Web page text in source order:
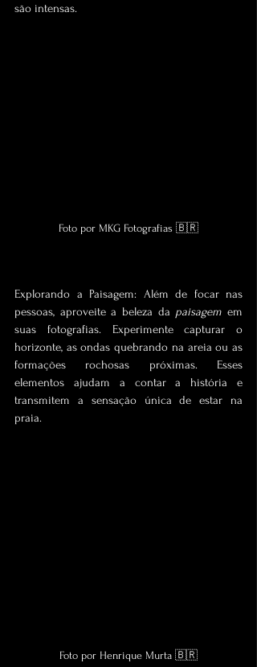
são intensas.
Foto por MKG Fotografias 🇧🇷
Explorando a Paisagem: Além de focar nas
pessoas, aproveite a beleza da paisagem em
suas fotografias. Experimente capturar o
horizonte, as ondas quebrando na areia ou as
formações rochosas próximas. Esses
elementos ajudam a contar a história e
transmitem a sensação única de estar na
praia.
Foto por Henrique Murta 🇧🇷